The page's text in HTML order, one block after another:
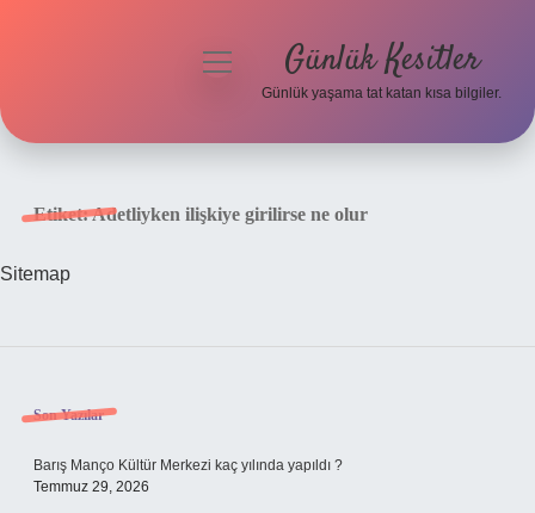
menüyü
Günlük Kesitler
Günlük yaşama tat katan kısa bilgiler.
Etiket:Adetliyken ilişkiye girilirse ne olur
Sitemap
Sidebar
Son Yazılar
Barış Manço Kültür Merkezi kaç yılında yapıldı ?
Temmuz 29, 2026